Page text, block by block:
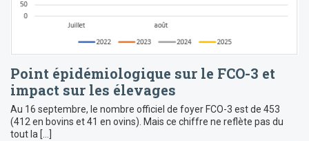
Point épidémiologique sur le FCO-3 et
impact sur les élevages
Au 16 septembre, le nombre officiel de foyer FCO-3 est de 453
(412 en bovins et 41 en ovins). Mais ce chiffre ne reflète pas du
tout la […]